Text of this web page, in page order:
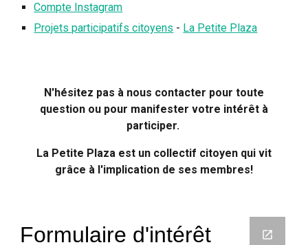
Compte Instagram
Projets participatifs citoyens - La Petite Plaza
N'hésitez pas à nous contacter pour toute
question ou pour manifester votre intérêt à
participer.
La Petite Plaza est un collectif citoyen qui vit
grâce à l'implication de ses membres!